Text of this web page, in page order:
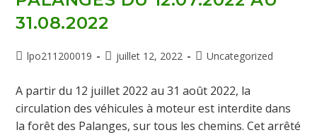
31.08.2022
lpo211200019 juillet 12, 2022 Uncategorized
A partir du 12 juillet 2022 au 31 août 2022, la
circulation des véhicules à moteur est interdite dans
la forêt des Palanges, sur tous les chemins. Cet arrêté